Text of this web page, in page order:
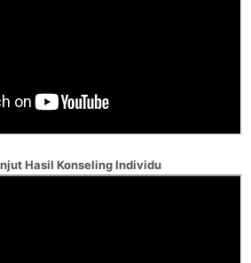
Hasil Konseling Individu